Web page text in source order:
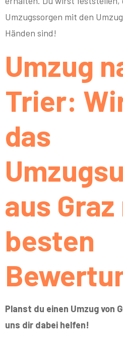
Umzugssorgen mit den
Händen sind!
Umzug
Trier:
das
aus
besten
Planst du einen Umzug von
uns dir dabei helfen!